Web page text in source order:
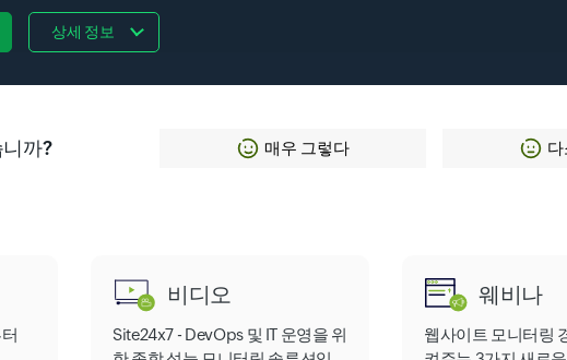
상세 정보
까? 매우 그렇다
비디오
Site24x7 - DevOps 및 IT 운영을 위
웨비나
웹사이트 모니터링